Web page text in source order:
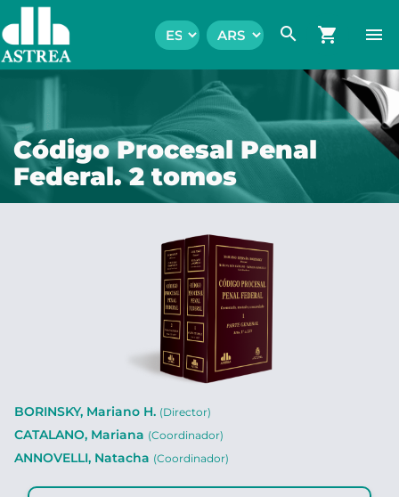
search shopping_cart menu
Código Procesal Penal
Federal. 2 tomos
BORINSKY, Mariano H. (Director)
CATALANO, Mariana (Coordinador)
ANNOVELLI, Natacha (Coordinador)